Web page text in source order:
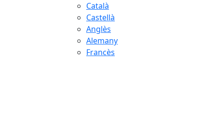
Català
Castellà
Anglès
Alemany
Francès